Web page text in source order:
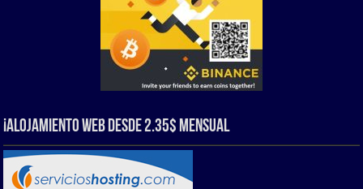
¡Alojamiento web Desde 2.35$ Mensual